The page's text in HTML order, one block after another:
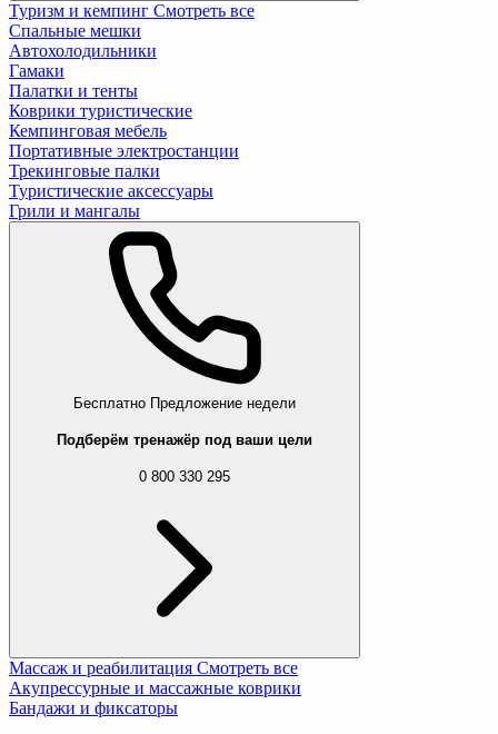
Туризм и кемпинг Смотреть все
Спальные мешки
Автохолодильники
Гамаки
Палатки и тенты
Коврики туристические
Кемпинговая мебель
Портативные электростанции
Трекинговые палки
Туристические аксессуары
Грили и мангалы
Бесплатно Предложение недели
Подберём тренажёр под ваши цели
0 800 330 295
Массаж и реабилитация Смотреть все
Акупрессурные и массажные коврики
Бандажи и фиксаторы